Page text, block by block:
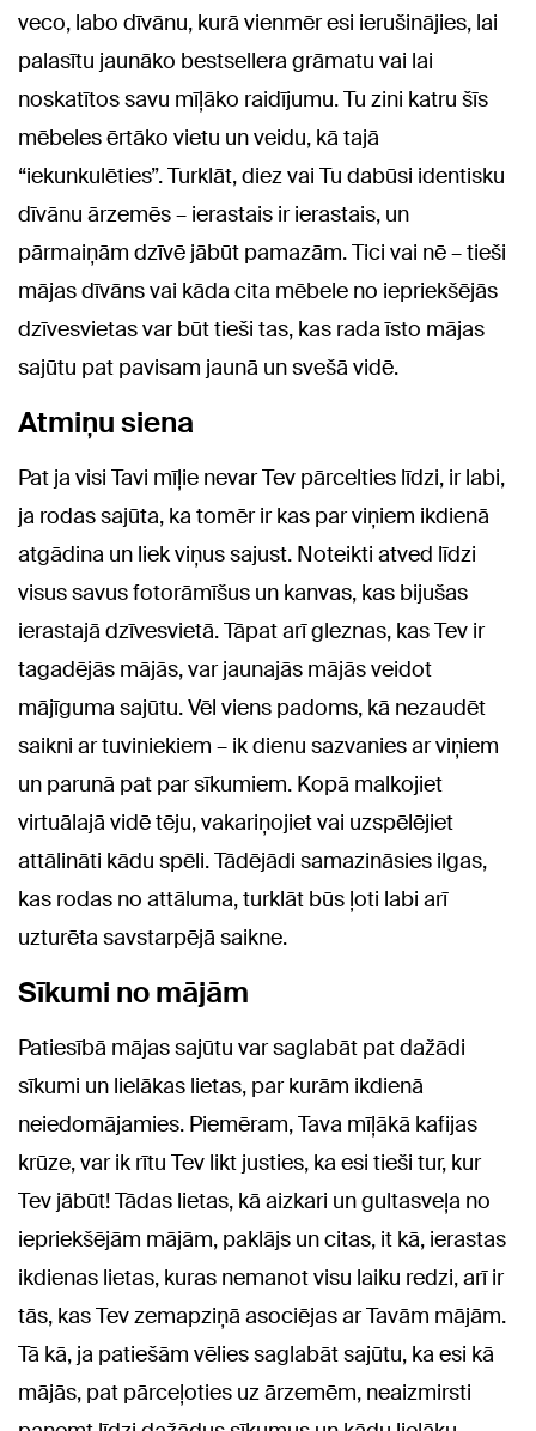
veco, labo dīvānu, kurā vienmēr esi ierušinājies, lai
palasītu jaunāko bestsellera grāmatu vai lai
noskatītos savu mīļāko raidījumu. Tu zini katru šīs
mēbeles ērtāko vietu un veidu, kā tajā
“iekunkulēties”. Turklāt, diez vai Tu dabūsi identisku
dīvānu ārzemēs – ierastais ir ierastais, un
pārmaiņām dzīvē jābūt pamazām. Tici vai nē – tieši
mājas dīvāns vai kāda cita mēbele no iepriekšējās
dzīvesvietas var būt tieši tas, kas rada īsto mājas
sajūtu pat pavisam jaunā un svešā vidē.
Atmiņu siena
Pat ja visi Tavi mīļie nevar Tev pārcelties līdzi, ir labi,
ja rodas sajūta, ka tomēr ir kas par viņiem ikdienā
atgādina un liek viņus sajust. Noteikti atved līdzi
visus savus fotorāmīšus un kanvas, kas bijušas
ierastajā dzīvesvietā. Tāpat arī gleznas, kas Tev ir
tagadējās mājās, var jaunajās mājās veidot
mājīguma sajūtu. Vēl viens padoms, kā nezaudēt
saikni ar tuviniekiem – ik dienu sazvanies ar viņiem
un parunā pat par sīkumiem. Kopā malkojiet
virtuālajā vidē tēju, vakariņojiet vai uzspēlējiet
attālināti kādu spēli. Tādējādi samazināsies ilgas,
kas rodas no attāluma, turklāt būs ļoti labi arī
uzturēta savstarpējā saikne.
Sīkumi no mājām
Patiesībā mājas sajūtu var saglabāt pat dažādi
sīkumi un lielākas lietas, par kurām ikdienā
neiedomājamies. Piemēram, Tava mīļākā kafijas
krūze, var ik rītu Tev likt justies, ka esi tieši tur, kur
Tev jābūt! Tādas lietas, kā aizkari un gultasveļa no
iepriekšējām mājām, paklājs un citas, it kā, ierastas
ikdienas lietas, kuras nemanot visu laiku redzi, arī ir
tās, kas Tev zemapziņā asociējas ar Tavām mājām.
Tā kā, ja patiešām vēlies saglabāt sajūtu, ka esi kā
mājās, pat pārceļoties uz ārzemēm, neaizmirsti